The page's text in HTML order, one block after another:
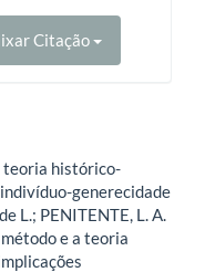
Citação
teoria histórico-
generecidade
L.; PENITENTE, L. A.
e a teoria